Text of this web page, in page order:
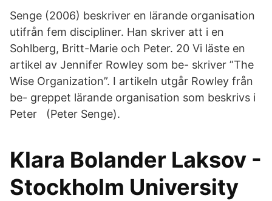
Senge (2006) beskriver en lärande organisation
utifrån fem discipliner. Han skriver att i en
Sohlberg, Britt-Marie och Peter. 20 Vi läste en
artikel av Jennifer Rowley som be- skriver ”The
Wise Organization”. I artikeln utgår Rowley från
be- greppet lärande organisation som beskrivs i
Peter (Peter Senge).
Klara Bolander Laksov -
Stockholm University